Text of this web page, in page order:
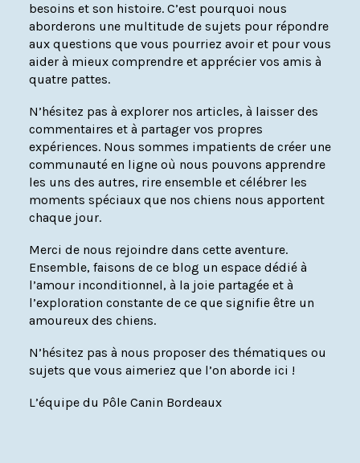
besoins et son histoire. C’est pourquoi nous
aborderons une multitude de sujets pour répondre
aux questions que vous pourriez avoir et pour vous
aider à mieux comprendre et apprécier vos amis à
quatre pattes.
N’hésitez pas à explorer nos articles, à laisser des
commentaires et à partager vos propres
expériences. Nous sommes impatients de créer une
communauté en ligne où nous pouvons apprendre
les uns des autres, rire ensemble et célébrer les
moments spéciaux que nos chiens nous apportent
chaque jour.
Merci de nous rejoindre dans cette aventure.
Ensemble, faisons de ce blog un espace dédié à
l’amour inconditionnel, à la joie partagée et à
l’exploration constante de ce que signifie être un
amoureux des chiens.
N’hésitez pas à nous proposer des thématiques ou
sujets que vous aimeriez que l’on aborde ici !
L’équipe du Pôle Canin Bordeaux